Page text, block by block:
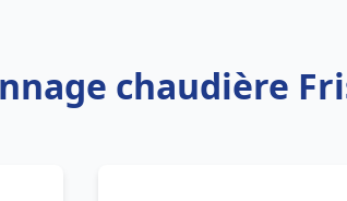
chaudière